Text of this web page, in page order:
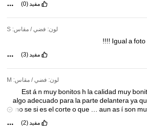
مفيد(0)
لون: فضي / مقاس: S
Igualafoto
!!!!
مفيد(3)
لون: فضي / مقاس: M
Está n muy bonitos h lacalidad muy
algoadecuado para la partedelanteraya
nosesieselcorteoque … aun as íson
bolsitas
eslaparte
مفيد(2)